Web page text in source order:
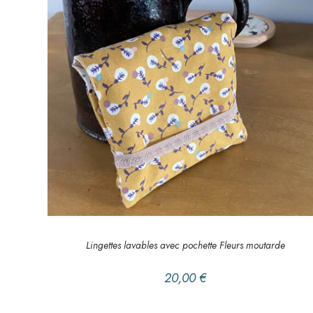
Lingettes lavables avec pochette Fleurs moutarde
20,00€